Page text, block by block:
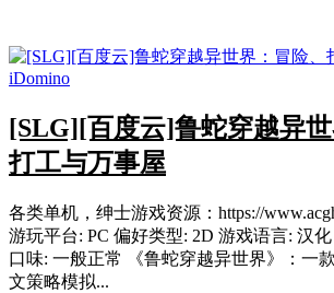
[SLG][百度云]鲁蛇穿越异世
打工与万事屋
各类单机，绅士游戏资源：https://
游玩平台: PC 偏好类型: 2D 游戏语言: 汉
口味: 一般正常 《鲁蛇穿越异世界》：一
文策略模拟...